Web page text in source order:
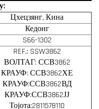
Цхецзянг, Кина
Кедонг
S66-1302
REF.: SSW3862
ВОЛТАГ: ССВ3862
КРАУФ: ССВ3862ХЕ
КРАУФ:ССВ3862ВД
КРАУФ:ССВ3862ЈЈ
Тојота:2811578110